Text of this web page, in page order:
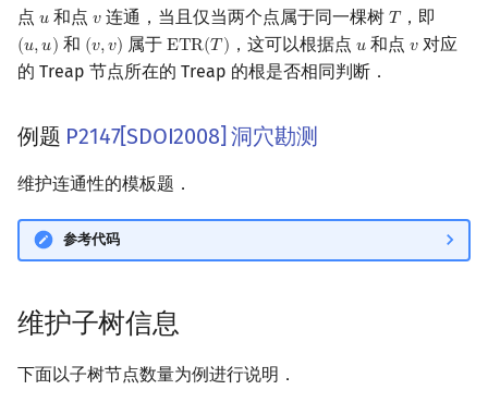
点 𝑢
u 和点𝑣
v连通，当且仅当两个点属于同一棵树 𝑇
T ，即
(𝑢,𝑢)
(u,u) 和 (𝑣,𝑣)
(v,v) 属于 ETR(𝑇 )
ETR(T) ，这可以根据点 𝑢
u和点 𝑣
v对应
的 Treap 节点所在的 Treap 的根是否相同判断．
例题 P2147[SDOI2008] 洞穴勘测
维护连通性的模板题．
参考代码
维护子树信息
下面以子树节点数量为例进行说明．